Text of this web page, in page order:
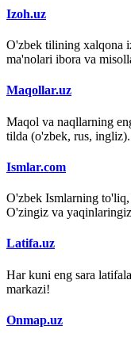
Izoh.uz
O'zbek tilining xalqona
ma'nolari ibora va
Maqollar.uz
Maqol va naqllarning
tilda (o'zbek, rus, ingliz).
Ismlar.com
O'zbek Ismlarning
O'zingiz va
Latifa.uz
Har kuni eng sara
markazi!
Onmap.uz